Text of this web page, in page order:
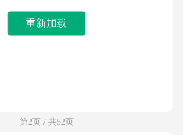
重新加载
第2页 / 共52页